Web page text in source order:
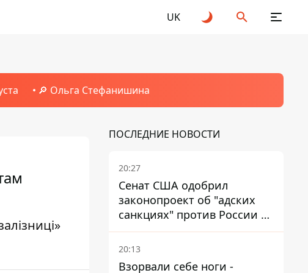
UK
🔎 Ольга Стефанишина
ПОСЛЕДНИЕ НОВОСТИ
20:27
Сенат США одобрил
законопроект об "адских
санкциях" против России и
Ирана
20:13
Взорвали себе ноги -